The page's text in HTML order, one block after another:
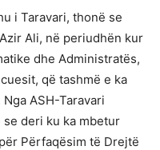
i Taravari, thonë se
Ali, në periudhën kur
dhe Administratës,
që tashmë e ka
ASH-Taravari
deri ku ka mbetur
Përfaqësim të Drejtë